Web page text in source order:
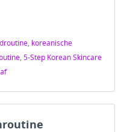
, koreanische
, 5-Step Korean Skincare